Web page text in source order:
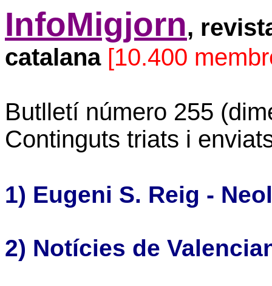
InfoMigjorn,
catalana [10.400
Butlletí número 255
Continguts triats i
1) Eugeni S. Reig -
2) Notícies de